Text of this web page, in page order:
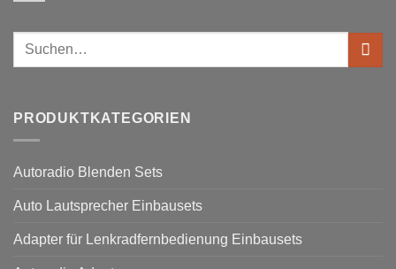
Ford
Lenkradfernbedienung
anschließen
Suchen
PRODUKTKATEGORIEN
Autoradio Blenden Sets
Auto Lautsprecher Einbausets
Adapter für Lenkradfernbedienung Einbausets